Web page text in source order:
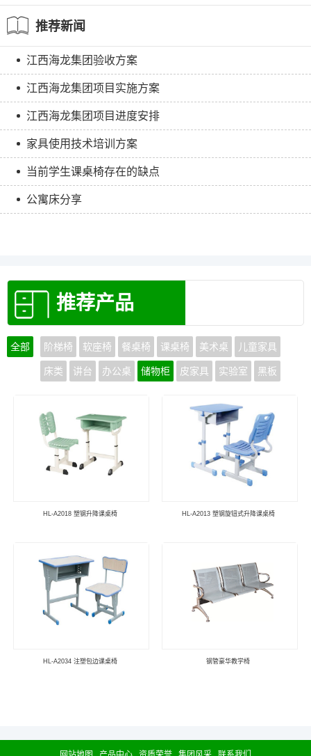
推荐新闻
江西海龙集团验收方案
江西海龙集团项目实施方案
江西海龙集团项目进度安排
家具使用技术培训方案
当前学生课桌椅存在的缺点
公寓床分享
推荐产品
全部 阶梯椅 软座椅 餐桌椅 课桌椅 美术桌 儿童家具
床类 讲台 办公桌 储物柜 皮家具 实验室 黑板
HL-A2018 塑钢升降课桌椅 HL-A2013 塑钢旋钮式升降课桌椅
HL-A2034 注塑包边课桌椅 钢管豪华教学椅